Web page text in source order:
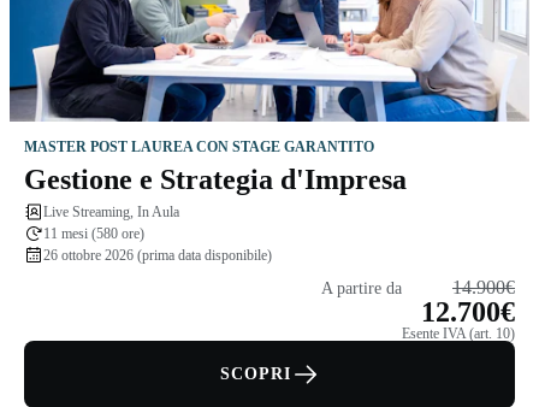
MASTER POST LAUREA CON STAGE GARANTITO
Gestione e Strategia d'Impresa
Live Streaming, In Aula
11 mesi (580 ore)
26 ottobre 2026 (prima data disponibile)
A partire da 14.900€
12.700€
Esente IVA (art. 10)
SCOPRI